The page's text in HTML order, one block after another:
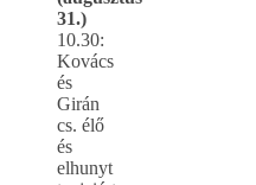
31.)
10.30:
Kovács
és
Girán
cs. élő
és
elhunyt